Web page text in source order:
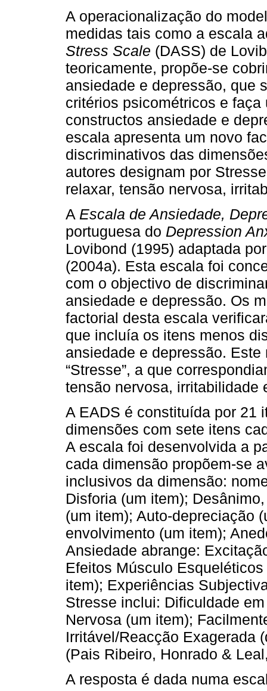
A operacionalização do
medidas tais como a escala
Stress Scale (DASS) de
teoricamente, propõe-se
ansiedade e depressão, que
critérios psicométricos e
constructos ansiedade e
escala apresenta um novo
discriminativos das
autores designam por
relaxar, tensão nervosa,
A Escala de Ansiedade,
portuguesa do Depression
Lovibond (1995) adaptada
(2004a). Esta escala foi
com o objectivo de
ansiedade e depressão. Os
factorial desta escala
que incluía os itens menos
ansiedade e depressão.
“Stresse”, a que
tensão nervosa, irritabilidade
A EADS é constituída por 21
dimensões com sete itens
A escala foi desenvolvida a
cada dimensão propõem-se
inclusivos da dimensão:
Disforia (um item);
(um item); Auto-depreciação
envolvimento (um item);
Ansiedade abrange:
Efeitos Músculo
item); Experiências
Stresse inclui: Dificuldade
Nervosa (um item);
Irritável/Reacção Exagerada
(Pais Ribeiro, Honrado &
A resposta é dada numa